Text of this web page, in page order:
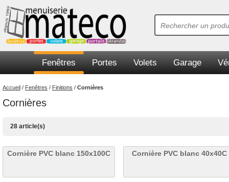
Fenêtres Portes Volets Garage
Accueil / Fenêtres / Finitions / Cornières
Cornières
28 article(s)
Cornière PVC blanc 150x100C Cornière PVC blanc 40x40C